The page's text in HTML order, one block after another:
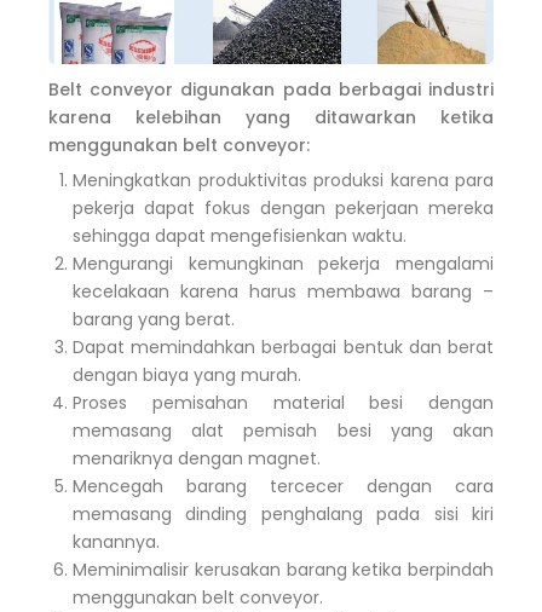
Belt conveyor digunakan pada berbagai industri
karena kelebihan yang ditawarkan ketika
menggunakan belt conveyor:
Meningkatkan produktivitas produksi karena para
pekerja dapat fokus dengan pekerjaan mereka
sehingga dapat mengefisienkan waktu.
Mengurangi kemungkinan pekerja mengalami
kecelakaan karena harus membawa barang –
barang yang berat.
Dapat memindahkan berbagai bentuk dan berat
dengan biaya yang murah.
Proses pemisahan material besi dengan
memasang alat pemisah besi yang akan
menariknya dengan magnet.
Mencegah barang tercecer dengan cara
memasang dinding penghalang pada sisi kiri
kanannya.
Meminimalisir kerusakan barang ketika berpindah
menggunakan belt conveyor.